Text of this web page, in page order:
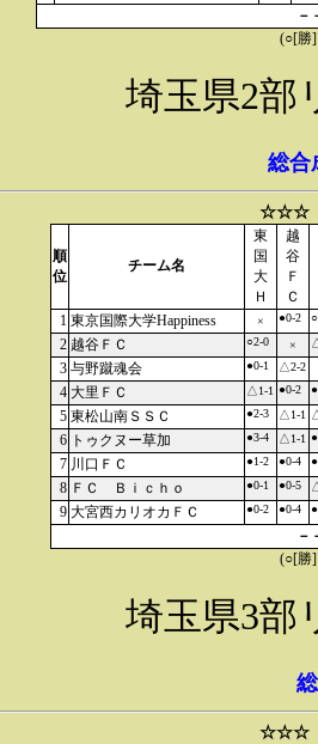
－
(○[勝
埼玉県2部
総合
☆☆☆
順
位
チーム名
東
国
大
Ｈ
越
谷
Ｆ
Ｃ
1 東京国際大学Happiness × ●0-2
2 越谷ＦＣ ○2-0 ×
3 与野蹴魂会 ●0-1 △2-2
4 大里ＦＣ △1-1 ●0-2
5 東松山南ＳＳＣ ●2-3 △1-1
6 トゥクヌー草加 ●3-4 △1-1
7 川口ＦＣ ●1-2 ●0-4
8 ＦＣ Ｂｉｃｈｏ ●0-1 ●0-5
9 大宮西カリオカＦＣ ●0-2 ●0-4
－
(○[勝
埼玉県3部
☆☆☆